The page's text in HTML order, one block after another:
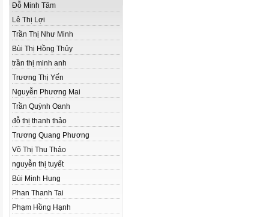
Đỗ Minh Tâm
Lê Thị Lợi
Trần Thị Như Minh
Bùi Thị Hồng Thủy
trần thị minh anh
Trương Thị Yến
Nguyễn Phương Mai
Trần Quỳnh Oanh
đỗ thị thanh thảo
Trương Quang Phương
Võ Thị Thu Thảo
nguyễn thị tuyết
Bùi Minh Hung
Phan Thanh Tai
Phạm Hồng Hạnh